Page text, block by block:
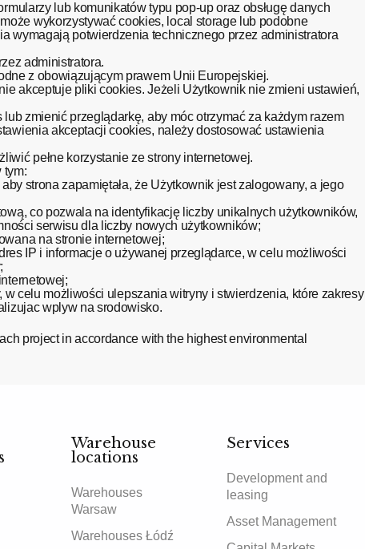
lub komunikatów typu pop-up oraz obsługę danych
wykorzystywać cookies, local storage lub podobne
wymagają potwierdzenia technicznego przez administratora
administratora.
z obowiązującym prawem Unii Europejskiej.
akceptuje pliki cookies. Jeżeli Użytkownik nie zmieni ustawień,
zmienić przeglądarkę, aby móc otrzymać za każdym razem
akceptacji cookies, należy dostosować ustawienia
pełne korzystanie ze strony internetowej.
tym:
strona zapamiętała, że Użytkownik jest zalogowany, a jego
co pozwala na identyfikację liczby unikalnych użytkowników,
serwisu dla liczby nowych użytkowników;
na stronie internetowej;
IP i informacje o używanej przeglądarce, w celu możliwości
celu możliwości ulepszania witryny i stwierdzenia, które zakresy
wplyw na srodowisko.
project in accordance with the highest environmental
Warehouse
locations
Warehouses
Warsaw
Warehouses Łódź
Services
Development and
leasing
Asset Management